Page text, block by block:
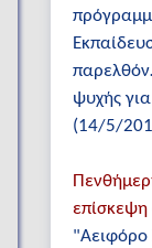
ψυχής
(14/5/
επίσκεψη
"Αειφόρο